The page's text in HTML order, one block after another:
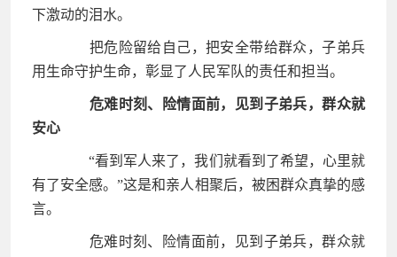
下激动的泪水。
把危险留给自己，把安全带给群众，子弟兵
用生命守护生命，彰显了人民军队的责任和担当。
危难时刻、险情面前，见到子弟兵，群众就
安心
“看到军人来了，我们就看到了希望，心里就
有了安全感。”这是和亲人相聚后，被困群众真挚的感
言。
危难时刻、险情面前，见到子弟兵，群众就